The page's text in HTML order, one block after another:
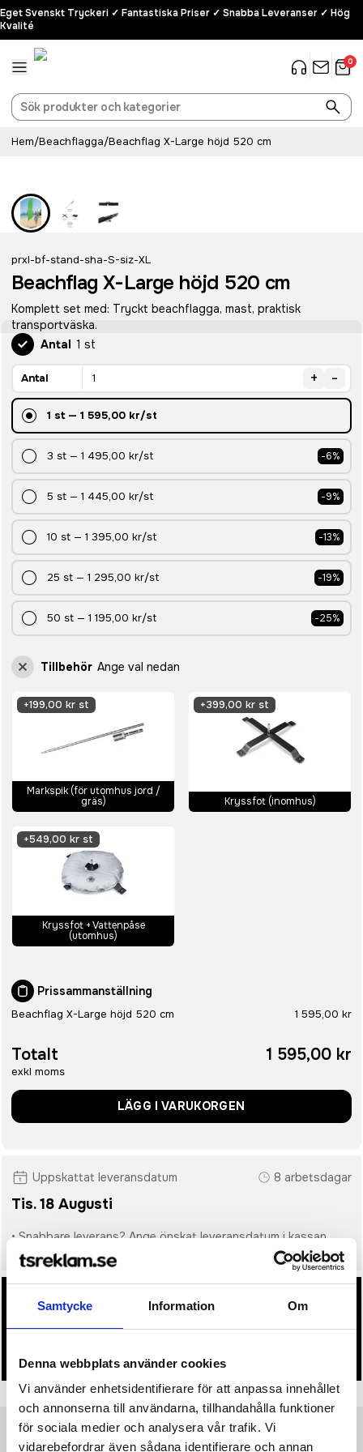
Samtycke Information Om
Denna webbplats använder cookies
Vi använder enhetsidentifierare för att anpassa innehållet
och annonserna till användarna, tillhandahålla funktioner
för sociala medier och analysera vår trafik. Vi
vidarebefordrar även sådana identifierare och annan
Eget Svenskt Tryckeri ✓ Fantastiska Priser ✓ Snabba Leveranser ✓ Hög
Kvalité
0
Hem/Beachflagga/Beachflag X-Large höjd 520 cm
prxl-bf-stand-sha-S-siz-XL
Beachflag X-Large höjd 520 cm
Komplett set med: Tryckt beachflagga, mast, praktisk
transportväska.
Antal 1 st
Antal + -
1 st— 1 595,00 kr/st
3 st — 1 495,00 kr/st -6%
5 st — 1 445,00 kr/st -9%
10 st — 1 395,00 kr/st -13%
25 st — 1 295,00 kr/st -19%
50 st — 1 195,00 kr/st -25%
Tillbehör Ange val nedan
Markspik (för utomhus jord /
gräs)
+199,00 kr st
Kryssfot (inomhus)
+399,00 kr st
Kryssfot + Vattenpåse
(utomhus)
+549,00 kr st
Prissammanställning
Beachflag X-Large höjd 520 cm 1 595,00 kr
Totalt
exkl moms
1 595,00 kr
LÄGG I VARUKORGEN
Uppskattat leveransdatum 8 arbetsdagar
Tis. 18 Augusti
• Snabbare leverans? Ange önskat leveransdatum i kassan.
• Du får alltid godkänna en offert och skiss på mailen
innan beställningen blir bindande.
ProduktinformationSpecifikationerPristabellRecensioner